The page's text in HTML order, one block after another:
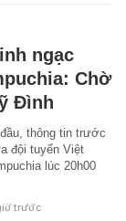
ngạc
Chờ
Đình
thông tin trước
đội tuyển Việt
lúc 20h00
trước